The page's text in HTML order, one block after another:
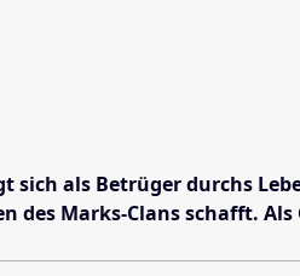
sich als Betrüger durchs
des Marks-Clans schafft.